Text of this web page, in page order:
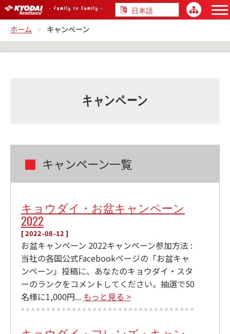
ホーム > キャンペーン
キャンペーン
キャンペーン一覧
キョウダイ・お盆キャンペーン
2022
[ 2022-08-12 ]
お盆キャンペーン 2022キャンペーン参加方法 :
当社の各国公式Facebookページの「お盆キャ
ンペーン」投稿に、あなたのキョウダイ・スタ
ーのランクをコメントしてください。抽選で50
名様に1,000円... もっと見る >